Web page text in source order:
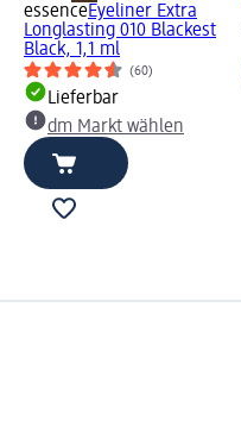
essenceEyeliner Extra
Longlasting 010 Blackest
Black, 1,1 ml
(60)
Lieferbar
dm Markt wählen